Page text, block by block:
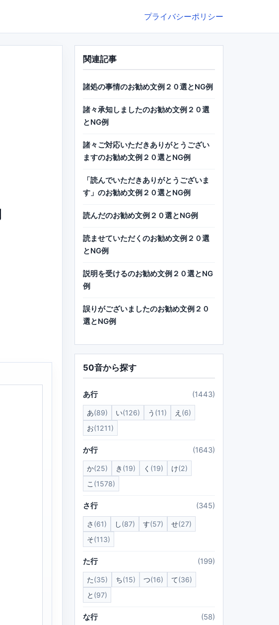
プライバシーポリシー
関連記事
諸処の事情のお勧め文例２０選とNG例
諸々承知しましたのお勧め文例２０選
とNG例
諸々ご対応いただきありがとうござい
ますのお勧め文例２０選とNG例
「読んでいただきありがとうございま
す」のお勧め文例２０選とNG例
読んだのお勧め文例２０選とNG例
読ませていただくのお勧め文例２０選
とNG例
説明を受けるのお勧め文例２０選とNG
例
誤りがございましたのお勧め文例２０
選とNG例
50音から探す
あ行 (1443)
あ(89) い(126) う (11) え (6)
お(1211)
か行 (1643)
か(25) き (19) く (19) け(2)
こ (1578)
さ行 (345)
さ (61) し(87) す(57) せ(27)
そ(113)
た行 (199)
た(35) ち(15) つ(16) て(36)
と (97)
な行 (58)